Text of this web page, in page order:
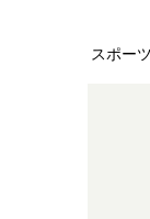
スポーツ